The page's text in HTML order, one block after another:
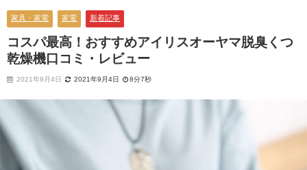
家具・家電 家電 新着記事
コスパ最高！おすすめアイリスオーヤマ脱臭くつ
乾燥機口コミ・レビュー
2021年9月4日 2021年9月4日 8分7秒